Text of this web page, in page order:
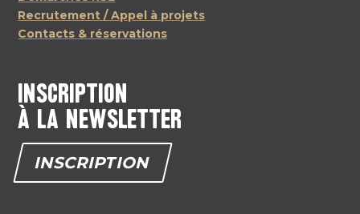
Recrutement / Appel à projets
Contacts & réservations
Inscription
à la newsletter
INSCRIPTION